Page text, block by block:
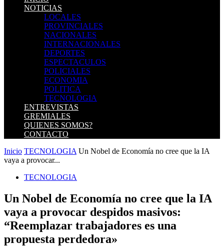
NOTICIAS
LOCALES
PROVINCIALES
NACIONALES
INTERNACIONALES
DEPORTES
ESPECTACULOS
POLICIALES
ECONOMIA
POLITICA
TECNOLOGIA
ENTREVISTAS
GREMIALES
QUIENES SOMOS?
CONTACTO
Inicio TECNOLOGIA Un Nobel de Economía no cree que la IA
vaya a provocar...
TECNOLOGIA
Un Nobel de Economía no cree que la IA
vaya a provocar despidos masivos:
“Reemplazar trabajadores es una
propuesta perdedora»